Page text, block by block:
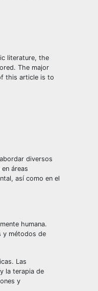
literature, the
The major
this article is to
diversos
áreas
así como en el
humana.
y métodos de
Las
la terapia de
y